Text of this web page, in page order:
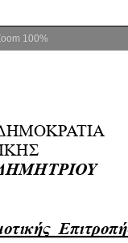
100%